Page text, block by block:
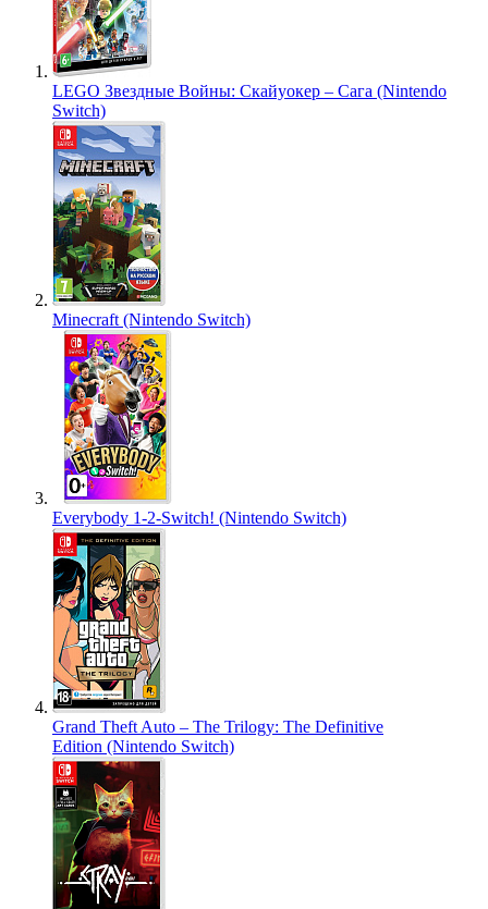
LEGO Звездные Войны: Скайуокер – Сага (Nintendo
Switch)
Minecraft (Nintendo Switch)
Everybody 1-2-Switch! (Nintendo Switch)
Grand Theft Auto – The Trilogy: The Definitive
Edition (Nintendo Switch)